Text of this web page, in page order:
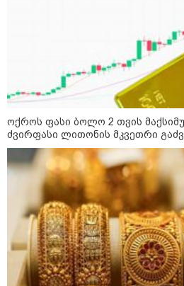
თან
დედა
14:07 / 09-
ვინაობა
12:27 / 09-
ნიკო
IT
ოქროს ფასი ბოლო 2 თვის
ძვირფასი ლითონის მკვეთრი